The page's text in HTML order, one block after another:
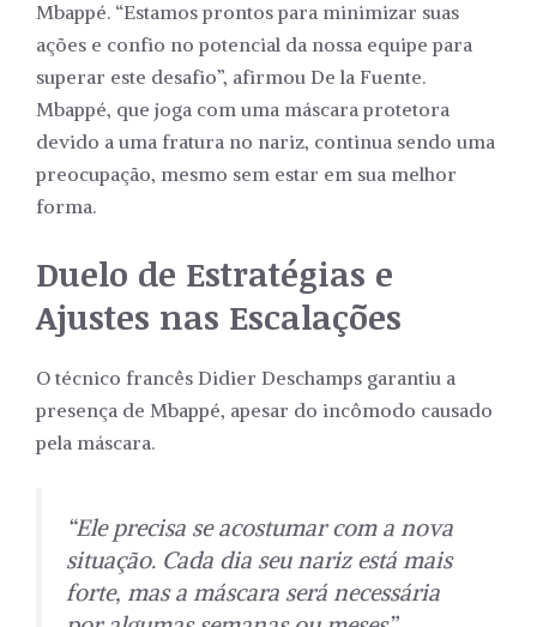
Mbappé. “Estamos prontos para minimizar suas
ações e confio no potencial da nossa equipe para
superar este desafio”, afirmou De la Fuente.
Mbappé, que joga com uma máscara protetora
devido a uma fratura no nariz, continua sendo uma
preocupação, mesmo sem estar em sua melhor
forma.
Duelo de Estratégias e
Ajustes nas Escalações
O técnico francês Didier Deschamps garantiu a
presença de Mbappé, apesar do incômodo causado
pela máscara.
“Ele precisa se acostumar com a nova
situação. Cada dia seu nariz está mais
forte, mas a máscara será necessária